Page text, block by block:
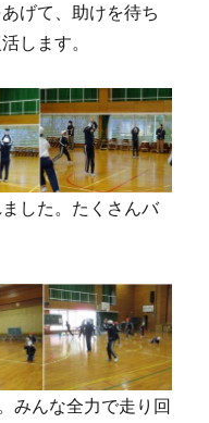
げて、助けを待ち
します。
した。たくさんバ
みんな全力で走り回